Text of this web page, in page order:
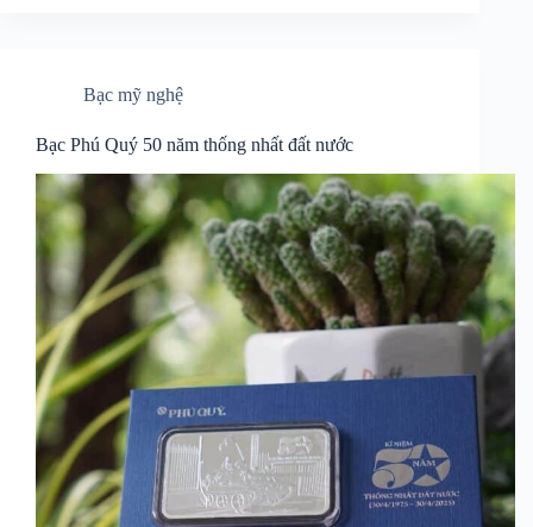
Bạc mỹ nghệ
Bạc Phú Quý 50 năm thống nhất đất nước